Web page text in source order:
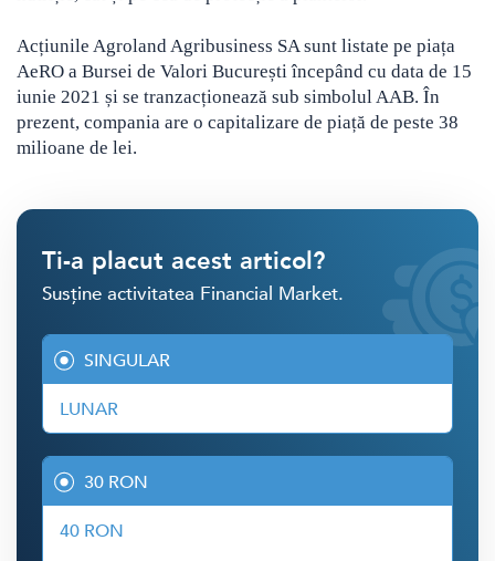
Acțiunile Agroland Agribusiness SA sunt listate pe piața
AeRO a Bursei de Valori București începând cu data de 15
iunie 2021 și se tranzacționează sub simbolul AAB. În
prezent, compania are o capitalizare de piață de peste 38
milioane de lei.
Ti-a placut acest articol?
Susține activitatea Financial Market.
SINGULAR
LUNAR
30 RON
40 RON